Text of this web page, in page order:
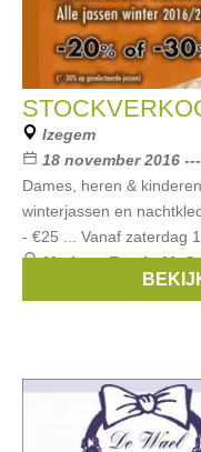
Izegem
18 november 2016
Dames, heren &
winterjassen en
- €25 ... Vanaf zaterdag
Merken:Esprit,